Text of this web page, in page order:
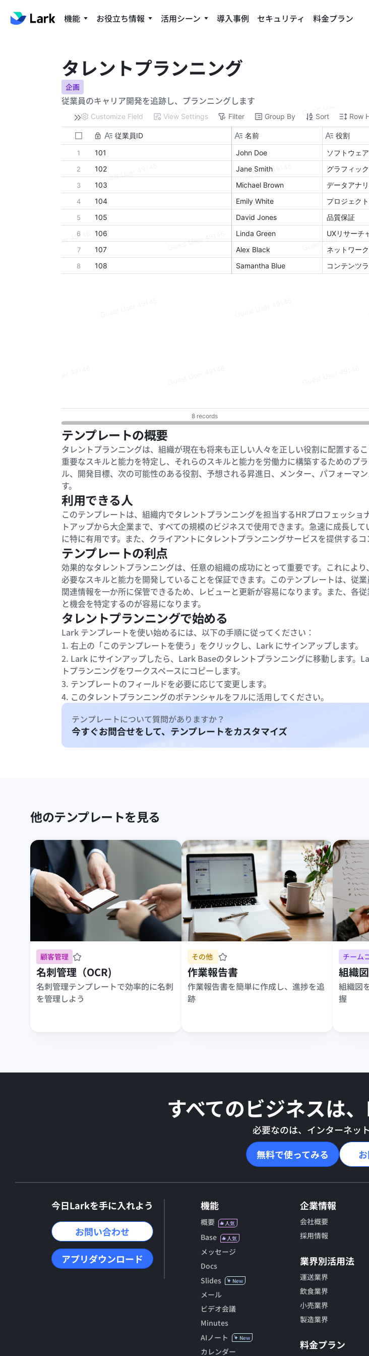
機能 お役立ち情報 活用シーン 導入事例 セキュリティ 料金プラン
タレントプランニング
企画
従業員のキャリア開発を追跡し、プランニングします
テンプレートの概要
タレントプランニングは、組織が現在も将来も正しい人々を正しい役割に配置する
重要なスキルと能力を特定し、それらのスキルと能力を労働力に構築するためのプ
ル、開発目標、次の可能性のある役割、予想される昇進日、メンター、パフォーマ
す。
利用できる人
このテンプレートは、組織内でタレントプランニングを担当するHRプロフェッシ
トアップから大企業まで、すべての規模のビジネスで使用できます。急速に成長し
に特に有用です。また、クライアントにタレントプランニングサービスを提供するコ
テンプレートの利点
効果的なタレントプランニングは、任意の組織の成功にとって重要です。これによ
必要なスキルと能力を開発していることを保証できます。このテンプレートは、従
関連情報を一か所に保管できるため、レビューと更新が容易になります。また、各
と機会を特定するのが容易になります。
タレントプランニングで始める
Lark テンプレートを使い始めるには、以下の手順に従ってください：
1. 右上の「このテンプレートを使う」をクリックし、Lark にサインアップします。
2. Lark にサインアップしたら、Lark Baseのタレントプランニングに移動します。
トプランニングをワークスペースにコピーします。
3. テンプレートのフィールドを必要に応じて変更します。
4. このタレントプランニングのポテンシャルをフルに活用してください。
テンプレートについて質問がありますか？
今すぐお問合せをして、テンプレートをカスタマイズ
他のテンプレートを見る
顧客管理
名刺管理（OCR)
名刺管理テンプレートで効率的に名刺
を管理しよう
その他
作業報告書
作業報告書を簡単に作成し、進捗を追
跡
チーム
組織図
組織図
握
すべてのビジネスは
必要なのは、インターネッ
無料で使ってみる
今日Larkを手に入れよう
お問い合わせ
アプリダウンロード
機能
概要 人気
Base 人気
メッセージ
Docs
Slides
New
メール
ビデオ会議
Minutes
AIノート
New
カレンダー
企業情報
会社概要
採用情報
業界別活用法
運送業界
飲食業界
小売業界
製造業界
料金プラン